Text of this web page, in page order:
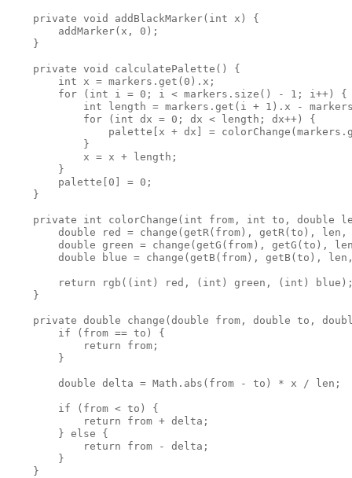
    private void addBlackMarker(int x) {
        addMarker(x, 0);
    }
    private void calculatePalette() {
        int x = markers.get(0).x;
        for (int i = 0; i < markers.size() - 1; i++) {
int length = markers.get(i + 1).x -
            for (int dx = 0; dx < length; dx++) {
palette[x + dx] =
            }
            x = x + length;
        }
        palette[0] = 0;
    }
private int colorChange(int from, int to, double
double red = change(getR(from), getR(to), len,
double green = change(getG(from), getG(to),
double blue = change(getB(from), getB(to),
return rgb((int) red, (int) green, (int)
    }
private double change(double from, double to,
        if (from == to) {
            return from;
        }
        double delta = Math.abs(from - to) * x / len;
        if (from < to) {
            return from + delta;
        } else {
            return from - delta;
        }
    }